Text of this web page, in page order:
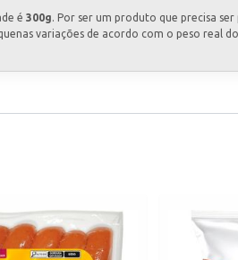
é 300g. Por ser um produto que precisa
variações de acordo com o peso real